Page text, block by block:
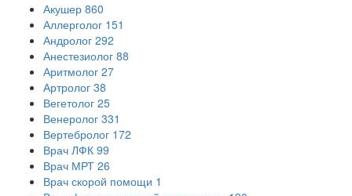
Акушер 860
Аллерголог 151
Андролог 292
Анестезиолог 88
Аритмолог 27
Артролог 38
Вегетолог 25
Венеролог 331
Вертебролог 172
Врач ЛФК 99
Врач МРТ 26
Врач скорой помощи 1